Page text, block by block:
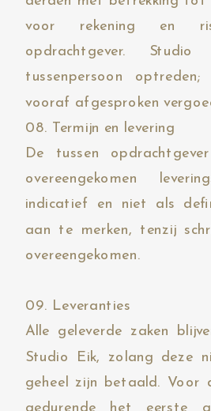
voor rekening en
opdrachtgever.
tussenpersoon
vooraf afgesproken
08. Termijn en levering
De tussen
overeengekomen
indicatief en niet als
aan te merken, tenzij
overeengekomen.
09. Leveranties
Alle geleverde zaken
Studio Eik, zolang deze
geheel zijn betaald. Voor
gedurende het eerste